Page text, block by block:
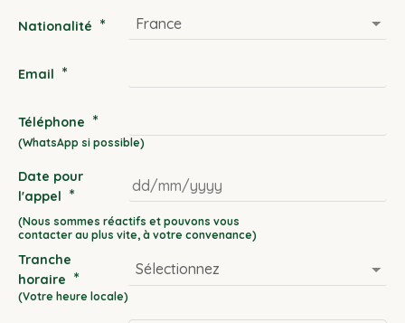
Nationalité *
Email *
Téléphone *
Date pour
l'appel *
DD
slash
MM
slash
Tranche
horaire *